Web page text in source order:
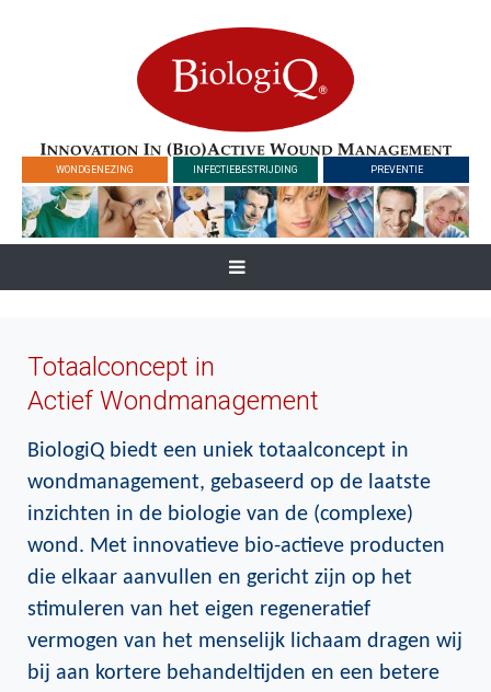
WONDGENEZING INFECTIEBESTRIJDING PREVENTIE
Totaalconcept in
Actief Wondmanagement
BiologiQ biedt een uniek totaalconcept in
wondmanagement, gebaseerd op de laatste
inzichten in de biologie van de (complexe)
wond. Met innovatieve bio-actieve producten
die elkaar aanvullen en gericht zijn op het
stimuleren van het eigen regeneratief
vermogen van het menselijk lichaam dragen wij
bij aan kortere behandeltijden en een betere